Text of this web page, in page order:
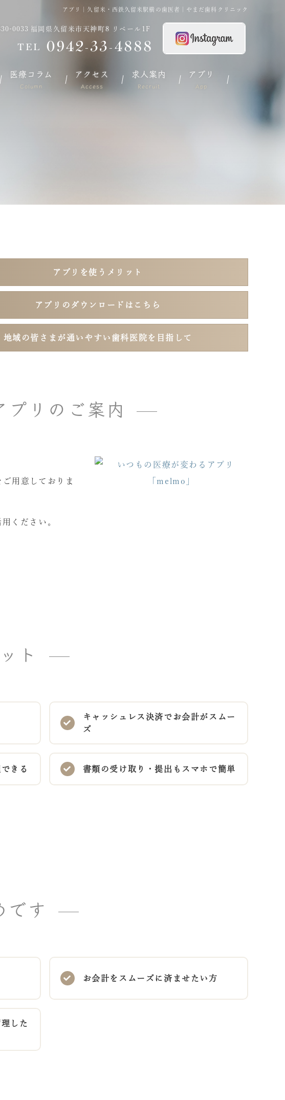
アプリ｜久留米・西鉄久留米駅横の歯医者｜やまだ歯科クリニック
0033 福岡県久留米市天神町8 リベール1F
TEL 0942-33-4888
医療コラム
Column
アクセス
Access
求人案内
Recruit
アプリ
App
アプリを使うメリット
アプリのダウンロードはこちら
地域の皆さまが通いやすい歯科医院を目指して
プリのご案内
用意しておりま
ください。
ト
キャッシュレス決済でお会計がスムー
ズ
きる 書類の受け取り・提出もスマホで簡単
です
お会計をスムーズに済ませたい方
した